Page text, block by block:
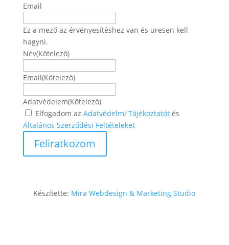
Email
Ez a mező az érvényesítéshez van és üresen kell
hagyni.
Név(Kötelező)
Email(Kötelező)
Adatvédelem(Kötelező)
Elfogadom az Adatvédelmi Tájékoztatótés
Általános Szerződési Feltételeket
Készítette: Mira Webdesign & Marketing Studio